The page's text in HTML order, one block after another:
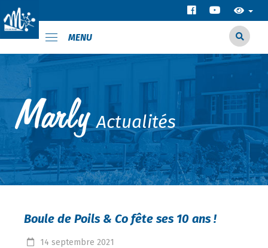
MENU
Actualités
Boule de Poils & Co fête ses 10 ans !
14 septembre 2021